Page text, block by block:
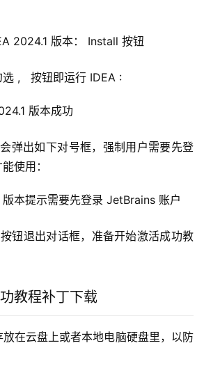
2024.1 版本： Install 按钮
,   按钮即运行 IDEA :
版本成功
弹出如下对号框，强制用户需要先登
使用：
本提示需要先登录 JetBrains 账户
钮退出对话框，准备开始激活成功教
教程补丁下载
在云盘上或者本地电脑硬盘里，以防